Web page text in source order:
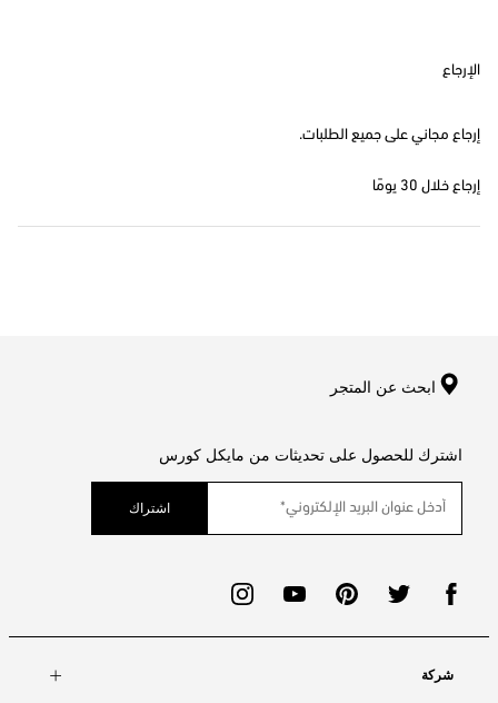
الإرجاع
إرجاع مجاني على جميع الطلبات.
إرجاع خلال 30 يومًا
ابحث عن المتجر
اشترك للحصول على تحديثات من مايكل كورس
اشتراك
شركة